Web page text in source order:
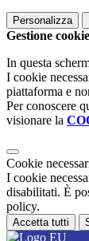
Personalizza
Gestione cookie
In questa
I cookie
piattaforma e
Per conoscere
visionare la
Cookie
I cookie
disabilitati. È
policy.
Accetta tutti